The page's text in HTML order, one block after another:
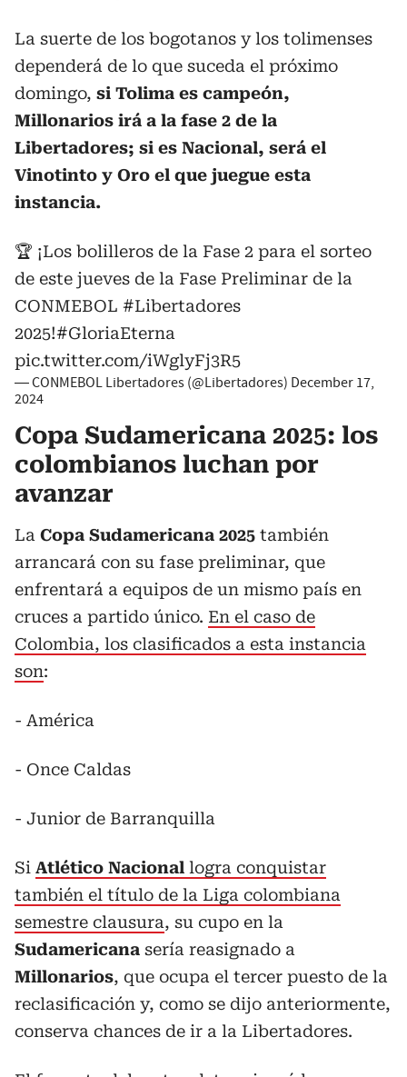
La suerte de los bogotanos y los tolimenses
dependerá de lo que suceda el próximo
domingo, si Tolima es campeón,
Millonarios irá a la fase 2 de la
Libertadores; si es Nacional, será el
Vinotinto y Oro el que juegue esta
instancia.
🏆 ¡Los bolilleros de la Fase 2 para el sorteo
de este jueves de la Fase Preliminar de la
CONMEBOL #Libertadores
2025!#GloriaEterna
pic.twitter.com/iWglyFj3R5
— CONMEBOL Libertadores (@Libertadores) December 17,
2024
Copa Sudamericana 2025: los
colombianos luchan por
avanzar
La Copa Sudamericana 2025 también
arrancará con su fase preliminar, que
enfrentará a equipos de un mismo país en
cruces a partido único. En el caso de
Colombia, los clasificados a esta instancia
son:
- América
- Once Caldas
- Junior de Barranquilla
Si Atlético Nacional logra conquistar
también el título de la Liga colombiana
semestre clausura, su cupo en la
Sudamericana sería reasignado a
Millonarios, que ocupa el tercer puesto de la
reclasificación y, como se dijo anteriormente,
conserva chances de ir a la Libertadores.